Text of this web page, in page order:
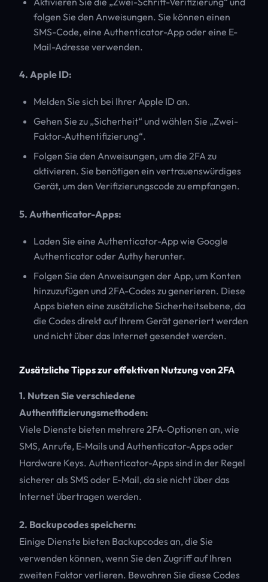
folgen Sie den Anweisungen. Sie können einen
SMS-Code, eine Authenticator-App oder eine E-
Mail-Adresse verwenden.
4. Apple ID:
Melden Sie sich bei Ihrer Apple ID an.
Gehen Sie zu „Sicherheit“ und wählen Sie „Zwei-
Faktor-Authentifizierung“.
Folgen Sie den Anweisungen, um die 2FA zu
aktivieren. Sie benötigen ein vertrauenswürdiges
Gerät, um den Verifizierungscode zu empfangen.
5. Authenticator-Apps:
Laden Sie eine Authenticator-App wie Google
Authenticator oder Authy herunter.
Folgen Sie den Anweisungen der App, um Konten
hinzuzufügen und 2FA-Codes zu generieren. Diese
Apps bieten eine zusätzliche Sicherheitsebene, da
die Codes direkt auf Ihrem Gerät generiert werden
und nicht über das Internet gesendet werden.
Zusätzliche Tipps zur effektiven Nutzung von 2FA
1. Nutzen Sie verschiedene
Authentifizierungsmethoden:
Viele Dienste bieten mehrere 2FA-Optionen an, wie
SMS, Anrufe, E-Mails und Authenticator-Apps oder
Hardware Keys. Authenticator-Apps sind in der Regel
sicherer als SMS oder E-Mail, da sie nicht über das
Internet übertragen werden.
2. Backupcodes speichern:
Einige Dienste bieten Backupcodes an, die Sie
verwenden können, wenn Sie den Zugriff auf Ihren
zweiten Faktor verlieren. Bewahren Sie diese Codes